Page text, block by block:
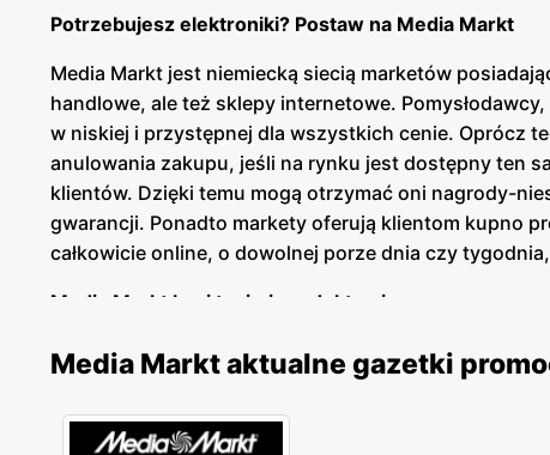
Potrzebujesz elektroniki? Postaw na Media Markt
Media Markt jest niemiecką siecią marketów
handlowe, ale też sklepy internetowe.
w niskiej i przystępnej dla wszystkich cenie. Oprócz
anulowania zakupu, jeśli na rynku jest dostępny ten
klientów. Dzięki temu mogą otrzymać oni nagrody-
gwarancji. Ponadto markety oferują klientom kupno
całkowicie online, o dowolnej porze dnia czy
Media Markt kusi tanimi produktami
Od kilku lat sieć prowadzi również własny sklep
bez konieczności wychodzenia z domu. W sklepie
obejmuje szeroki wachlarz tanich produktów, co jest
laptopy, telewizory czy gry. W sklepach nie brakuje
Media Markt aktualne gazetki